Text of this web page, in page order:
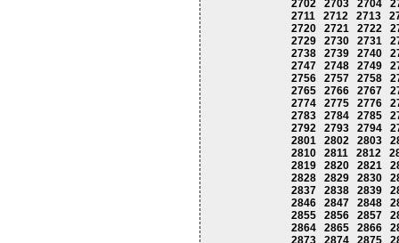
2702
2703 2704
2711
2712 2713
2720
2721 2722
2729
2730 2731
2738
2739 2740
2747
2748 2749
2756
2757 2758
2765
2766 2767
2774
2775 2776
2783
2784 2785
2792
2793 2794
2801
2802 2803
2810
2811 2812
2819
2820 2821
2828
2829 2830
2837
2838 2839
2846
2847 2848
2855
2856 2857
2864
2865 2866